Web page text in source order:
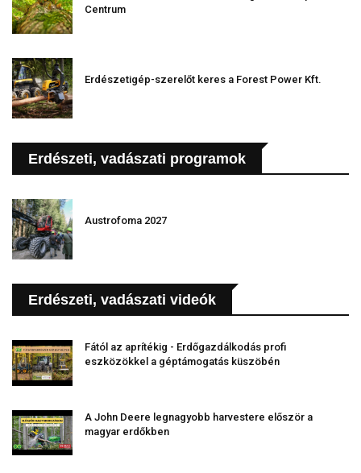
Centrum
Erdészetigép-szerelőt keres a Forest Power Kft.
Erdészeti, vadászati programok
Austrofoma 2027
Erdészeti, vadászati videók
Fától az aprítékig - Erdőgazdálkodás profi
eszközökkel a géptámogatás küszöbén
A John Deere legnagyobb harvestere először a
magyar erdőkben